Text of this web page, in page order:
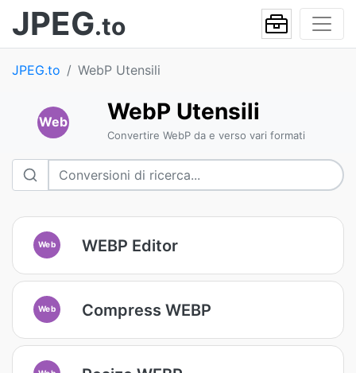
JPEG.to
JPEG.to WebP Utensili
Web WebP Utensili
Convertire WebP da e verso vari formati
Web WEBP Editor
Web Compress WEBP